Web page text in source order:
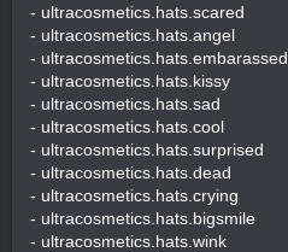
- ultracosmetics.hats.scared
- ultracosmetics.hats.angel
- ultracosmetics.hats.embarassed
- ultracosmetics.hats.kissy
- ultracosmetics.hats.sad
- ultracosmetics.hats.cool
- ultracosmetics.hats.surprised
- ultracosmetics.hats.dead
- ultracosmetics.hats.crying
- ultracosmetics.hats.bigsmile
- ultracosmetics.hats.wink